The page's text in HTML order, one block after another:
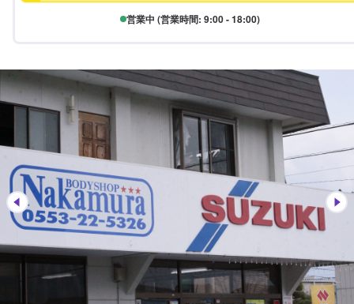
営業中 (営業時間: 9:00 - 18:00)